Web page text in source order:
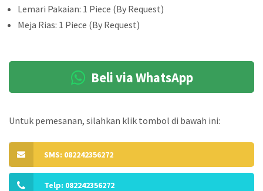
Lemari Pakaian: 1 Piece (By Request)
Meja Rias: 1 Piece (By Request)
Beli via WhatsApp
Untuk pemesanan, silahkan klik tombol di bawah ini:
SMS: 082242356272
Telp: 082242356272